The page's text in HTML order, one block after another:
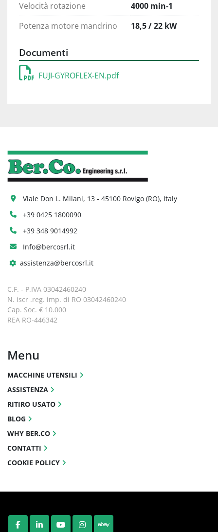
Velocità rotazione
4000 min-1
Potenza motore mandrino
18,5 / 22 kW
Documenti
FUJI-GYROFLEX-EN.pdf
Viale Don L. Milani, 13 - 45100 Rovigo (RO), Italy
+39 0425 1800090
+39 348 9014992
Info@bercosrl.it
assistenza@bercosrl.it
C.F. - P.IVA 03042460240
N. iscr .reg. imp. di RO 03042460240
Cap. Soc. € 10.000
REA RO-446342
Menu
MACCHINE UTENSILI
ASSISTENZA
RITIRO USATO
BLOG
WHY BER.CO
CONTATTI
COOKIE POLICY